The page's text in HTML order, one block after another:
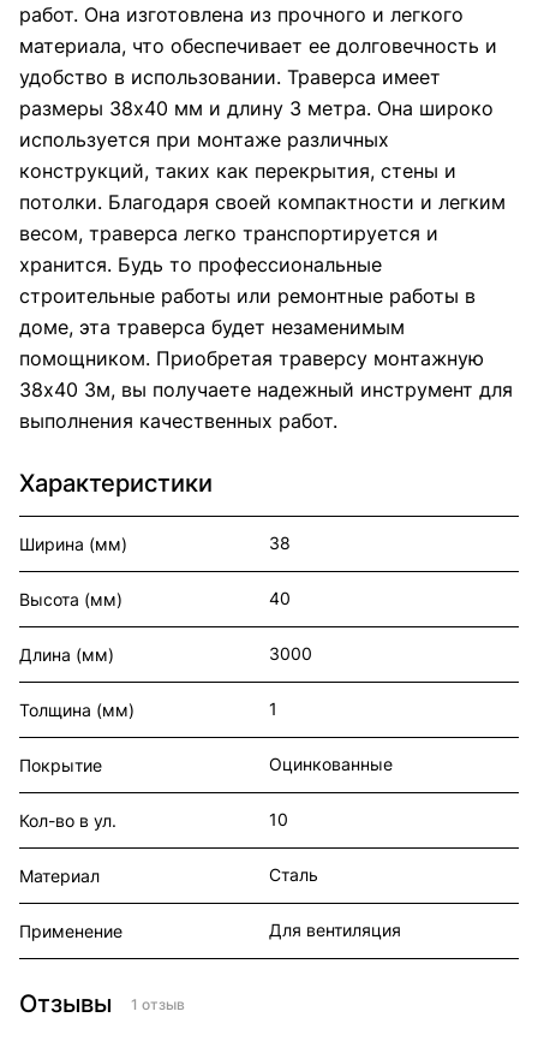
работ. Она изготовлена из прочного и легкого
материала, что обеспечивает ее долговечность и
удобство в использовании. Траверса имеет
размеры 38х40 мм и длину 3 метра. Она широко
используется при монтаже различных
конструкций, таких как перекрытия, стены и
потолки. Благодаря своей компактности и легким
весом, траверса легко транспортируется и
хранится. Будь то профессиональные
строительные работы или ремонтные работы в
доме, эта траверса будет незаменимым
помощником. Приобретая траверсу монтажную
38х40 3м, вы получаете надежный инструмент для
выполнения качественных работ.
Характеристики
Ширина (мм) 38
Высота (мм) 40
Длина (мм) 3000
Толщина (мм) 1
Покрытие Оцинкованные
Кол-во в ул. 10
Материал Сталь
Применение Для вентиляция
Отзывы 1 отзыв